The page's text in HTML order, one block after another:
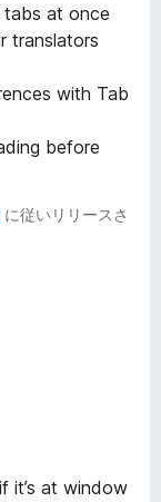
tabs at once
translators
with Tab
before
に従いリリースさ
it’s at window